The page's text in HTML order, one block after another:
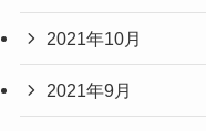
2021年10月
2021年9月